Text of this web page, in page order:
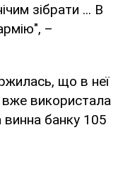
зібрати ... В
–
що в неї
вже використала
винна банку 105